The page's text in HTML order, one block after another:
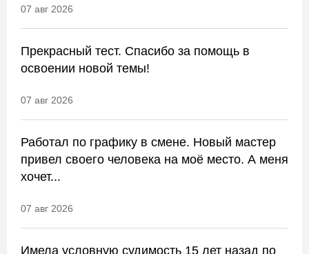
07 авг 2026
Прекрасный тест. Спасибо за помощь в
освоении новой темы!
07 авг 2026
Работал по графику в смене. Новый мастер
привел своего человека на моё место. А меня
хочет...
07 авг 2026
Имела условную судимость 15 лет назад по